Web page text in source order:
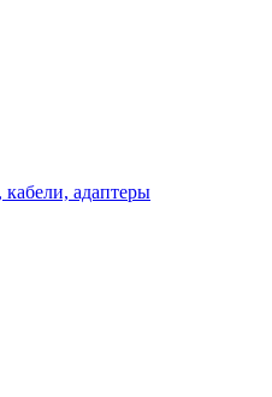
адаптеры